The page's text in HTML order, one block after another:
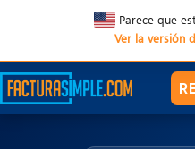
Parece que
Ver la versión